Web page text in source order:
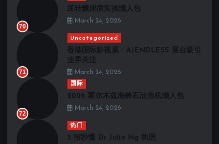
70
逆转糖尿病实操懒人包
March 24, 2026
71
Uncategorized
香港国际影视展：AJENDLESS 展台吸引
业界关注
March 24, 2026
72
国际
2026 霍尔木兹海峡石油危机懒人包
March 24, 2026
热门
3 招秒懂 Dr Julie Ng 执照